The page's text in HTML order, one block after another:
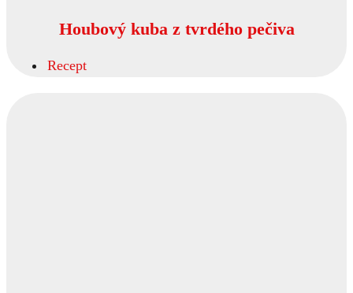
Houbový kuba z tvrdého pečiva
Recept